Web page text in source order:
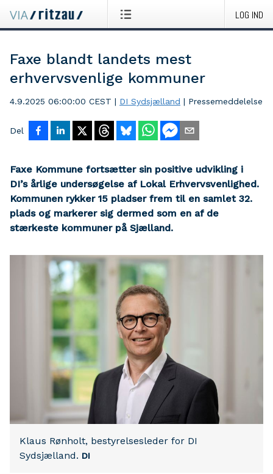
LOG IND
Faxe blandt landets mest
erhvervsvenlige kommuner
4.9.2025 06:00:00 CEST | DI Sydsjælland | Pressemeddelelse
Del
Faxe Kommune fortsætter sin positive udvikling i
DI’s årlige undersøgelse af Lokal Erhvervsvenlighed.
Kommunen rykker 15 pladser frem til en samlet 32.
plads og markerer sig dermed som en af de
stærkeste kommuner på Sjælland.
Klaus Rønholt, bestyrelsesleder for DI
Sydsjælland. DI